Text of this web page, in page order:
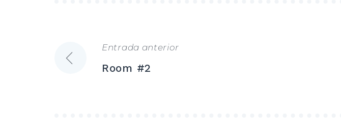
Navegación
Entrada anterior
Room #2